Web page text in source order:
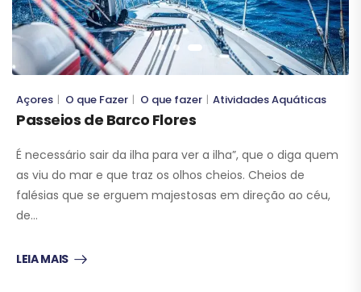
Açores | O que Fazer | O que fazer | Atividades Aquáticas
Passeios de Barco Flores
É necessário sair da ilha para ver a ilha”, que o diga quem
as viu do mar e que traz os olhos cheios. Cheios de
falésias que se erguem majestosas em direção ao céu,
de…
LEIA MAIS